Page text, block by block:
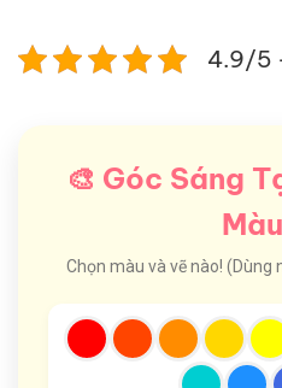
4.9/5
🎨 Góc Sáng
Chọn màu và vẽ nào! (Dùng